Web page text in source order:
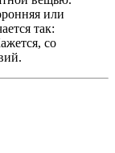
или
так:
со